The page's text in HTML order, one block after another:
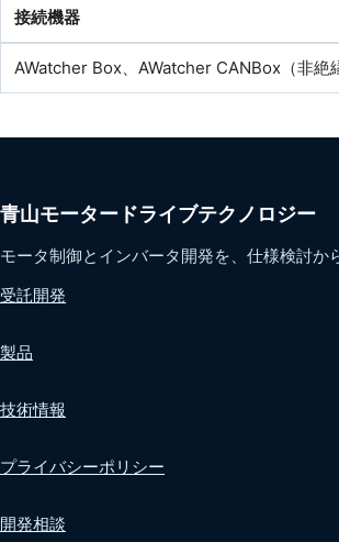
接続機器
AWatcher Box、AWatcher CANBox（非絶
青山モータードライブテクノロジー
モータ制御とインバータ開発を、仕様検討か
受託開発
製品
技術情報
プライバシーポリシー
開発相談